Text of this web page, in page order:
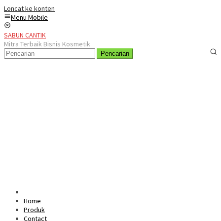
Loncat ke konten
Menu Mobile
SABUN CANTIK
Mitra Terbaik Bisnis Kosmetik
Pencarian
Home
Produk
Contact